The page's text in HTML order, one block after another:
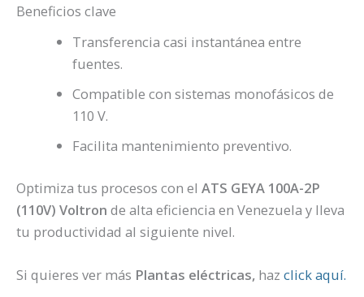
Beneficios clave
Transferencia casi instantánea entre
fuentes.
Compatible con sistemas monofásicos de
110 V.
Facilita mantenimiento preventivo.
Optimiza tus procesos con el ATS GEYA 100A-2P
(110V) Voltron de alta eficiencia en Venezuela y lleva
tu productividad al siguiente nivel.
Si quieres ver más Plantas eléctricas, haz click aquí.